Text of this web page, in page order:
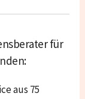
für
aus 75